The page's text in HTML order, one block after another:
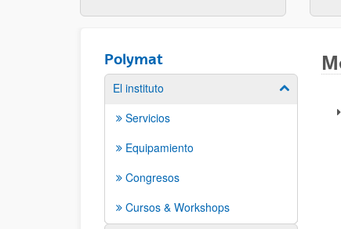
Polymat
El instituto Mostrar/
Servicios
Equipamiento
Congresos
Cursos & Workshops